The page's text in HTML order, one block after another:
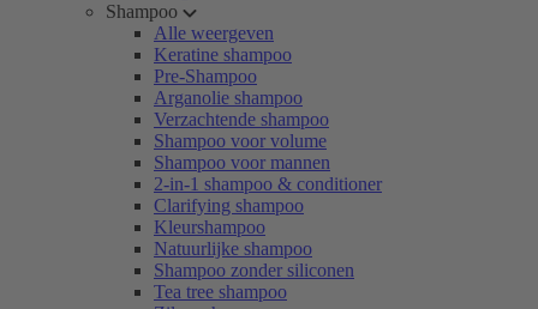
Shampoo
Alle weergeven
Keratine shampoo
Pre-Shampoo
Arganolie shampoo
Verzachtende shampoo
Shampoo voor volume
Shampoo voor mannen
2-in-1 shampoo & conditioner
Clarifying shampoo
Kleurshampoo
Natuurlijke shampoo
Shampoo zonder siliconen
Tea tree shampoo